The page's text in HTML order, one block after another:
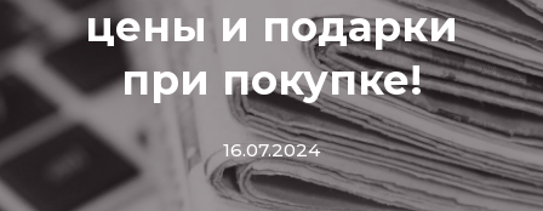
цены и подарки
при покупке!
16.07.2024